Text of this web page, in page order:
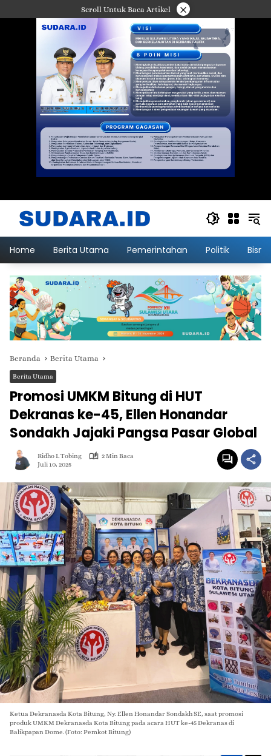
ke
Scroll Untuk Baca Artikel ×
Home Berita Utama Pemerintahan Politik
Beranda Berita Utama
Berita Utama
Promosi UMKM Bitung di HUT
Dekranas ke-45, Ellen Honandar
Sondakh Jajaki Pangsa Pasar Global
Ridho L Tobing
2 Min Baca
Juli 10, 2025
Ketua Dekranasda Kota Bitung, Ny. Ellen Honandar Sondakh SE, saat promosi
produk UMKM Dekranasda Kota Bitung pada acara HUT ke-45 Dekranas di
Balikpapan Dome. (Foto: Pemkot Bitung)